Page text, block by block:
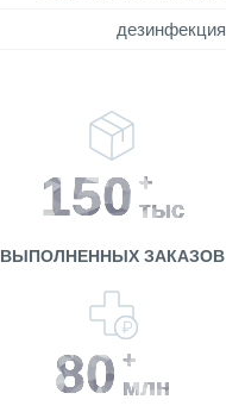
дезинфекция
150 +
тыс
ВЫПОЛНЕННЫХ ЗАКАЗОВ
80 +
млн